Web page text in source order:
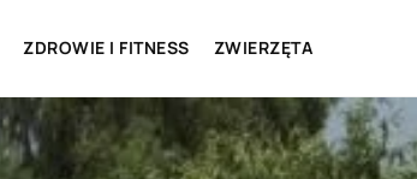
ZDROWIE I FITNESS ZWIERZĘTA